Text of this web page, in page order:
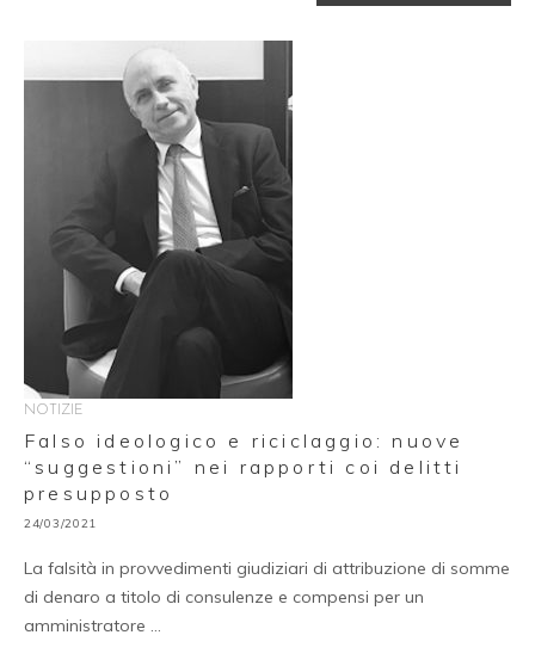
NOTIZIE
Falso ideologico e riciclaggio: nuove
“suggestioni” nei rapporti coi delitti
presupposto
24/03/2021
La falsità in provvedimenti giudiziari di attribuzione di somme
di denaro a titolo di consulenze e compensi per un
amministratore …